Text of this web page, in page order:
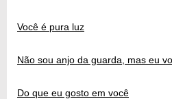
Você é pura luz
Não sou anjo da guarda, mas eu
Do que eu gosto em você